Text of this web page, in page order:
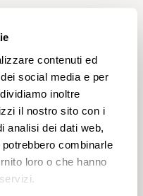
contenuti ed
social media e per
inoltre
il nostro sito con i
analisi dei dati web,
combinarle
loro o che hanno
DI LUTTI
SUCCESSIONI